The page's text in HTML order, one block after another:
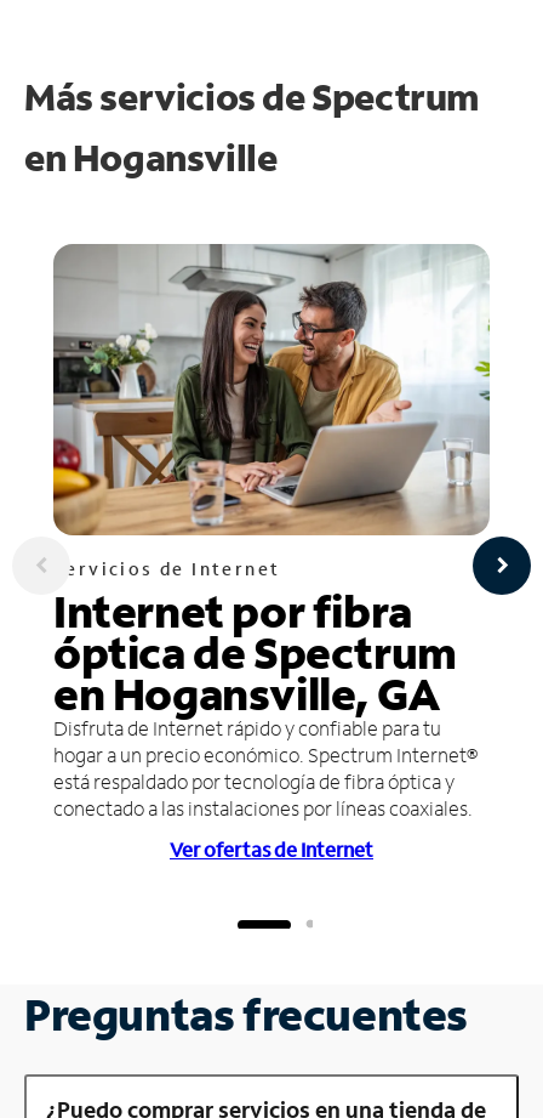
Más servicios de Spectrum
en Hogansville
Servicios de Internet
Internet por fibra
óptica de Spectrum
en Hogansville, GA
Disfruta de Internet rápido y confiable para tu
hogar a un precio económico. Spectrum Internet®
está respaldado por tecnología de fibra óptica y
conectado a las instalaciones por líneas coaxiales.
Ver ofertas de Internet
Preguntas frecuentes
¿Puedo comprar servicios en una tienda de